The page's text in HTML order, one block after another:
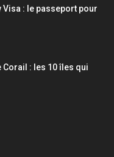
Visa : le passeport pour
: les 10 îles qui